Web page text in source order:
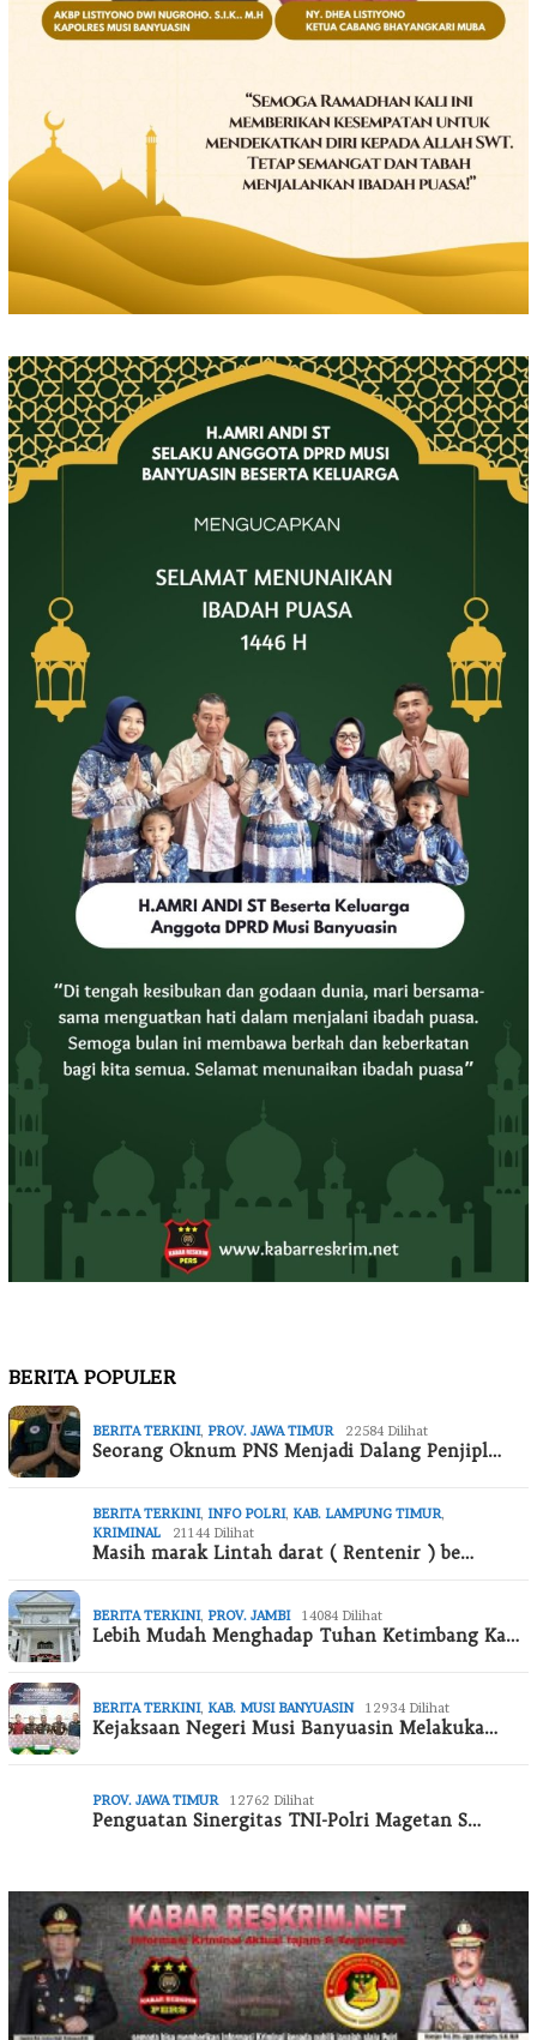
BERITA POPULER
BERITA TERKINI, PROV. JAWA TIMUR 22584 Dilihat
Seorang Oknum PNS Menjadi Dalang Penjipl…
BERITA TERKINI, INFO POLRI, KAB. LAMPUNG TIMUR
KRIMINAL
21144 Dilihat
Masih marak Lintah darat ( Rentenir ) be…
BERITA TERKINI, PROV. JAMBI 14084 Dilihat
Lebih Mudah Menghadap Tuhan Ketimbang Ka…
BERITA TERKINI, KAB. MUSI BANYUASIN 12934 Dilihat
Kejaksaan Negeri Musi Banyuasin Melakuka…
PROV. JAWA TIMUR 12762 Dilihat
Penguatan Sinergitas TNI-Polri Magetan S…